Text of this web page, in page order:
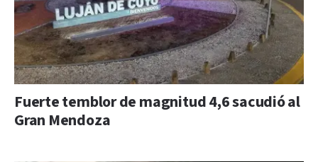
Fuerte temblor de magnitud 4,6 sacudió al
Gran Mendoza